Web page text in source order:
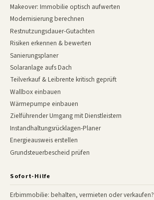
Makeover: Immobilie optisch aufwerten
Modernisierung berechnen
Restnutzungsdauer-Gutachten
Risiken erkennen & bewerten
Sanierungsplaner
Solaranlage aufs Dach
Teilverkauf & Leibrente kritisch geprüft
Wallbox einbauen
Wärmepumpe einbauen
Zielführender Umgang mit Dienstleistern
Instandhaltungsrücklagen-Planer
Energieausweis erstellen
Grundsteuerbescheid prüfen
Sofort-Hilfe
Erbimmobilie: behalten, vermieten oder verkaufen?